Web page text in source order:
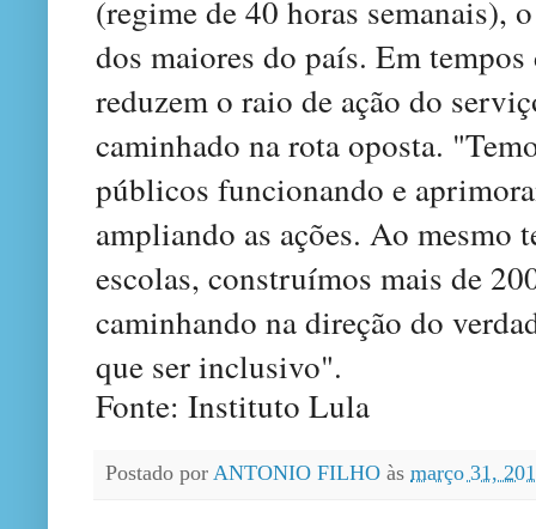
(regime de 40 horas semanais),
dos maiores do país. Em
reduzem o raio de ação do
caminhado na rota oposta.
públicos funcionando e
ampliando as ações. Ao mesmo
escolas, construímos mais de
caminhando na direção do
que ser inclusivo".
Fonte: Instituto Lula
Postado por ANTONIO FILHO às março 31,